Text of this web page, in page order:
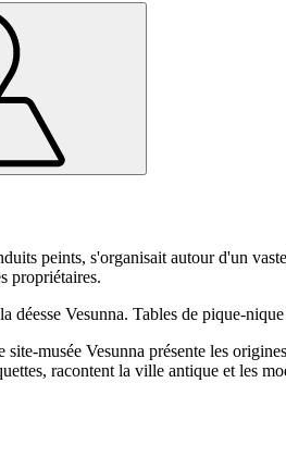
peints, s'organisait autour d'un
propriétaires.
Vesunna. Tables de pique-
musée Vesunna présente les
racontent la ville antique et les